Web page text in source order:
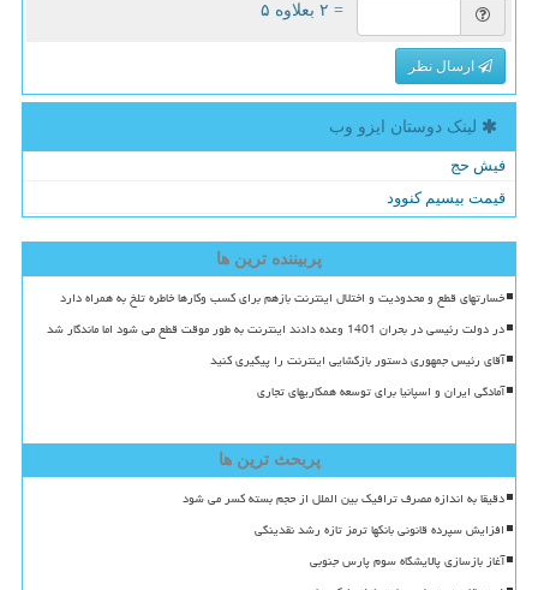
= ۲ بعلاوه ۵
ارسال نظر
لینک دوستان ایزو وب
فیش حج
قیمت بیسیم کنوود
پربیننده ترین ها
خسارتهای قطع و محدودیت و اختلال اینترنت بازهم برای کسب وکارها خاطره تلخ به همراه دارد
در دولت رئیسی در بحران 1401 وعده دادند اینترنت به طور موقت قطع می شود اما ماندگار شد
آقای رئیس جمهوری دستور بازگشایی اینترنت را پیگیری کنید
آمادگی ایران و اسپانیا برای توسعه همکاریهای تجاری
پربحث ترین ها
دقیقا به اندازه مصرف ترافیک بین الملل از حجم بسته کسر می شود
افزایش سپرده قانونی بانکها ترمز تازه رشد نقدینگی
آغاز بازسازی پالایشگاه سوم پارس جنوبی